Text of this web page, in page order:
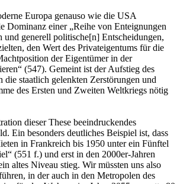
Europa genauso wie die USA
Dominanz einer „Reihe von Enteignungen
und generell politische[n] Entscheidungen,
den Wert des Privateigentums für die
der Eigentümer in der
(547). Gemeint ist der Aufstieg des
die staatlich gelenkten Zerstörungen und
des Ersten und Zweiten Weltkriegs nötig
dieser These beeindruckendes
Ein besonders deutliches Beispiel ist, dass
in Frankreich bis 1950 unter ein Fünftel
(551 f.) und erst in den 2000er-Jahren
altes Niveau stieg. Wir müssten uns also
in der auch in den Metropolen des